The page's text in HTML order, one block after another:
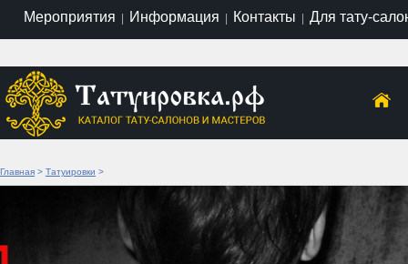
Мероприятия | Информация | Контакты | Для тату-
Главная > Татуировки >